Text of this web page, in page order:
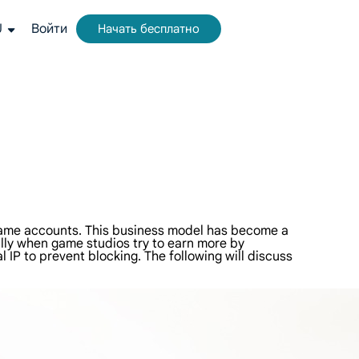
Войти Начать бесплатно
accounts. This business model has become a
when game studios try to earn more by
IP to prevent blocking. The following will discuss